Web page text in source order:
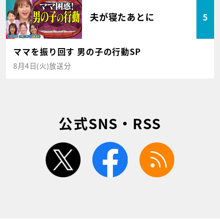
夫が寝たあとに 5
ママを振り回す 男の子の行動SP
8月4日(火)放送分
公式SNS・RSS
twitter facebook